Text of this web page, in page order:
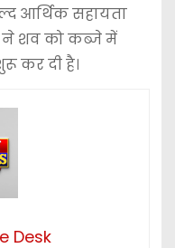
आर्थिक सहायता
ने शव को कब्जे में
कर दी है।
Desk